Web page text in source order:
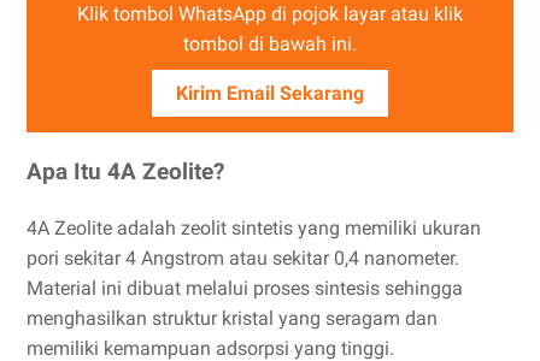
Klik tombol WhatsApp di pojok layar atau klik
tombol di bawah ini.
Kirim Email Sekarang
Apa Itu 4A Zeolite?
4A Zeolite adalah zeolit sintetis yang memiliki ukuran
pori sekitar 4 Angstrom atau sekitar 0,4 nanometer.
Material ini dibuat melalui proses sintesis sehingga
menghasilkan struktur kristal yang seragam dan
memiliki kemampuan adsorpsi yang tinggi.